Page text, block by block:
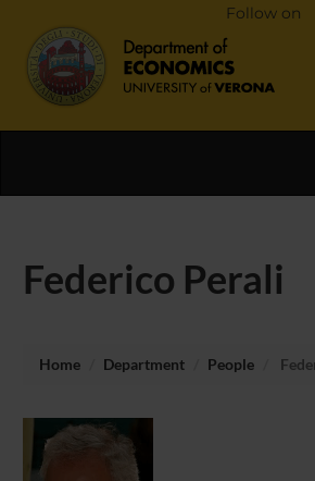
Follow on
Federico Perali
Home Department People